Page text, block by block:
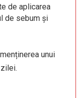
de aplicarea
de sebum și
unui